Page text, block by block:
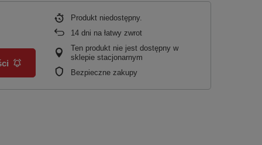
Produkt niedostępny
14 dni na łatwy zwrot
Ten produkt nie jest dostępny w
sklepie stacjonarnym
Bezpieczne zakupy